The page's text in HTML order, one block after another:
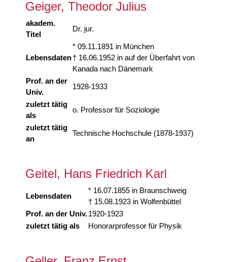
Geiger, Theodor Julius
akadem.
Titel
Dr. jur.
Lebensdaten
* 09.11.1891 in München
† 16.06.1952 in auf der Überfahrt von
Kanada nach Dänemark
Prof. an der
Univ.
1928-1933
zuletzt tätig
als
o. Professor für Soziologie
zuletzt tätig
an
Technische Hochschule (1878-1937)
Geitel, Hans Friedrich Karl
Lebensdaten
* 16.07.1855 in Braunschweig
† 15.08.1923 in Wolfenbüttel
Prof. an der Univ.1920-1923
zuletzt tätig als
Honorarprofessor für Physik